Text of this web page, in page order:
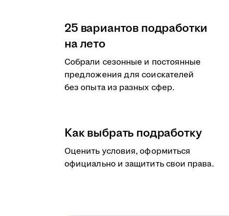
25 вариантов подработки
на лето
Собрали сезонные и постоянные
предложения для соискателей
без опыта из разных сфер.
Как выбрать подработку
Оценить условия, оформиться
официально и защитить свои права.